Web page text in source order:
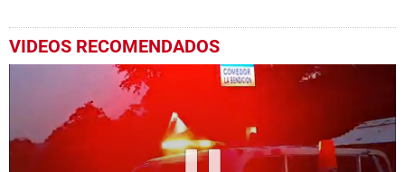
VIDEOS RECOMENDADOS